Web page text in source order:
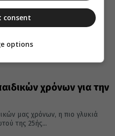
χρόνων για την
μας χρόνων, η πιο γλυκιά
της 25ής...
consent
options